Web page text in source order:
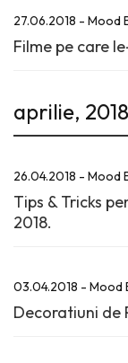
27.06.2018 - Mood
Filme pe care
aprilie, 2018
26.04.2018 - Mood
Tips & Tricks
2018.
03.04.2018 - Mood
Decoratiuni de